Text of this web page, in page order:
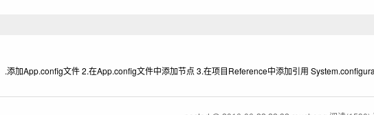
加App.config文件 2.在App.config文件中添加节点 3.在项目Reference中添加引用